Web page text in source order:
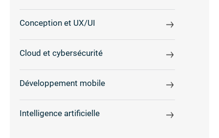
Conception et UX/UI
Cloud et cybersécurité
Développement mobile
Intelligence artificielle